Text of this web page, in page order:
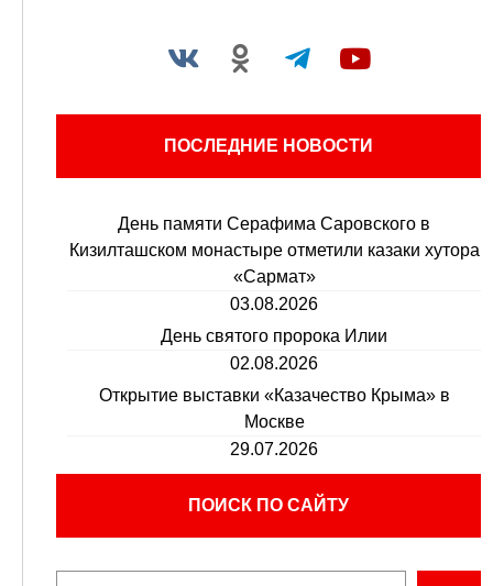
ПОСЛЕДНИЕ НОВОСТИ
День памяти Серафима Саровского в
Кизилташском монастыре отметили казаки хутора
«Сармат»
03.08.2026
День святого пророка Илии
02.08.2026
Открытие выставки «Казачество Крыма» в
Москве
29.07.2026
ПОИСК ПО САЙТУ